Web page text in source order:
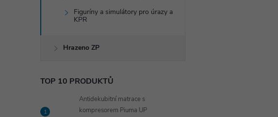
Figuríny a simulátory pro úrazy a
KPR
Hrazeno ZP
TOP 10 PRODUKTŮ
Antidekubitní matrace s
kompresorem Piuma UP